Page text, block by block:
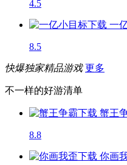
4.5
一
8.5
快爆独家精品游戏 更多
不一样的好游清单
蟹王
8.8
你画